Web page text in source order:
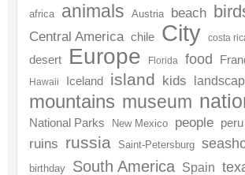
africa animals Austria beach
Central America chile City costa
desert Europe Florida food
Hawaii Iceland island kids
mountains museum
National Parks New Mexico people peru
ruins russia Saint-Petersburg
birthday
South America Spain